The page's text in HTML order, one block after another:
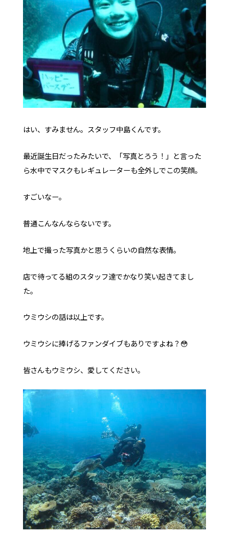
はい、すみません。スタッフ中島くんです。
最近誕生日だったみたいで、「写真とろう！」と言った
ら水中でマスクもレギュレーターも全外しでこの笑顔。
すごいなー。
普通こんなんならないです。
地上で撮った写真かと思うくらいの自然な表情。
店で待ってる組のスタッフ達でかなり笑い起きてまし
た。
ウミウシの話は以上です。
ウミウシに捧げるファンダイブもありですよね？😳
皆さんもウミウシ、愛してください。